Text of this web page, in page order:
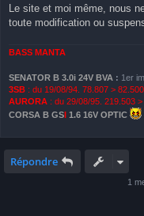
Le site et moi même, nous
toute modification ou
BASS MANTA
SENATOR B 3.0i 24V BVA : 1er
3SB : du 19/08/94. 78.807 >
AURORA : du 29/08/95. 219.503
CORSA B GSI 1.6 16V OPTIC
Répondre
1